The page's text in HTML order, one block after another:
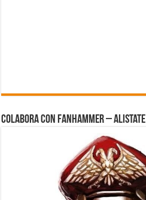
Colabora con FanHammer – Alistate